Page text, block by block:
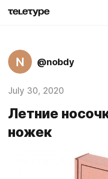
N @nobdy
July 30, 2020
Летние
ножек